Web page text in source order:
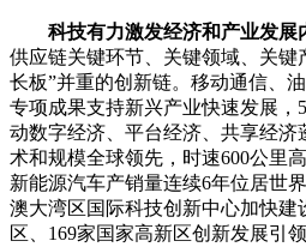
科技有力激发经济和产业发展
供应链关键环节、关键领域、关键
长板”并重的创新链。移动通信、
专项成果支持新兴产业快速发展，
动数字经济、平台经济、共享经
术和规模全球领先，时速600公里
新能源汽车产销量连续6年位居世
澳大湾区国际科技创新中心加快建
区、169家国家高新区创新发展引